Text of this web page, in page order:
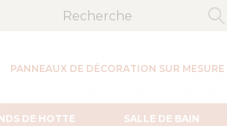
PANNEAUX DE DÉCORATION SUR MESURE
DE HOTTE SALLE DE BAIN